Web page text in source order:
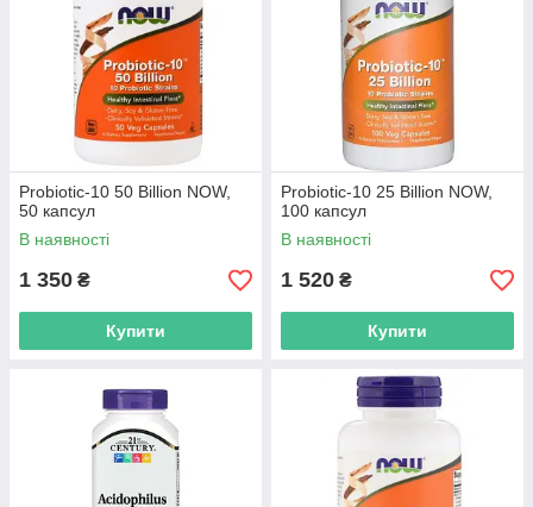
Probiotic-10 50 Billion NOW,
50 капсул
В наявності
1 350 ₴
Купити
Probiotic-10 25 Billion NOW,
100 капсул
В наявності
1 520 ₴
Купити